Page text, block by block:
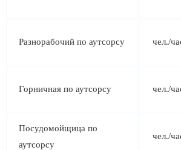
Разнорабочий по аутсорсу чел./
Горничная по аутсорсу чел./
Посудомойщица по
аутсорсу
чел./